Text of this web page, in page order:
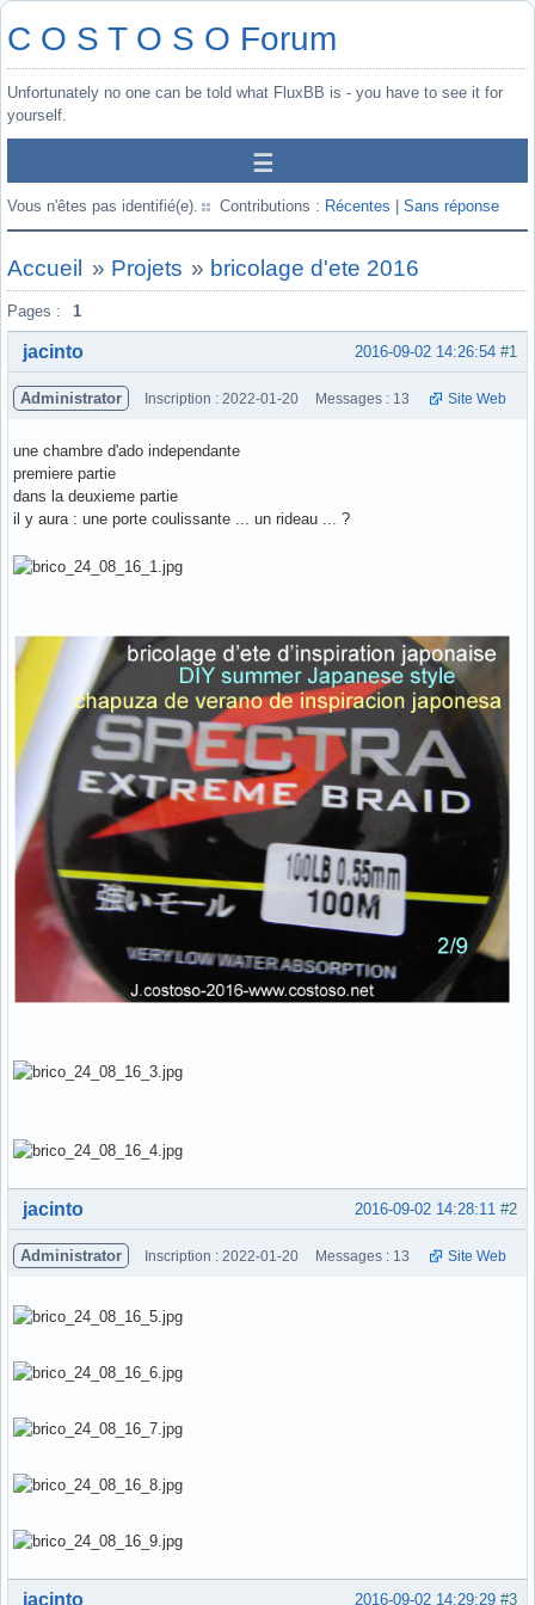
C O S T O S O Forum
Unfortunately no one can be told what FluxBB is - you have to see it for
yourself.
Vous n'êtes pas identifié(e). Contributions : Récentes Sans réponse
Accueil » Projets » bricolage d'ete 2016
Pages : 1
#1
2016-09-02 14:26:54
jacinto
Administrator Inscription : 2022-01-20 Messages : 13 Site Web
une chambre d'ado independante
premiere partie
dans la deuxieme partie
il y aura : une porte coulissante ... un rideau ... ?
Hors ligne #2
2016-09-02 14:28:11
jacinto
Administrator Inscription : 2022-01-20 Messages : 13 Site Web
Hors ligne #3
2016-09-02 14:29:29
jacinto